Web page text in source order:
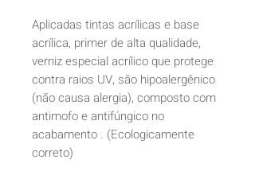
Aplicadas tintas acrílicas e base
acrílica, primer de alta qualidade,
verniz especial acrílico que protege
contra raios UV, são hipoalergênico
(não causa alergia), composto com
antimofo e antifúngico no
acabamento . (Ecologicamente
correto)